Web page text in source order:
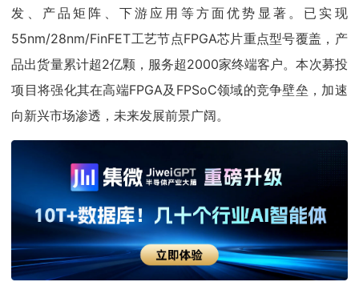
发、产品矩阵、下游应用等方面优势显著。已实现
55nm/28nm/FinFET工艺节点FPGA芯片重点型号覆盖，产
品出货量累计超2亿颗，服务超2000家终端客户。本次募投
项目将强化其在高端FPGA及FPSoC领域的竞争壁垒，加速
向新兴市场渗透，未来发展前景广阔。